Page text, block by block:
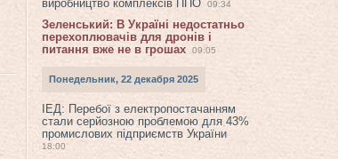
виробництво комплексів ППО
09:34
Зеленський: В Україні недостатньо
перехоплювачів для дронів і
питання вже не в грошах
09:05
Понедельник, 22 декабря 2025
ІЕД: Перебої з електропостачанням
стали серйозною проблемою для 43%
промислових підприємств України
18:00